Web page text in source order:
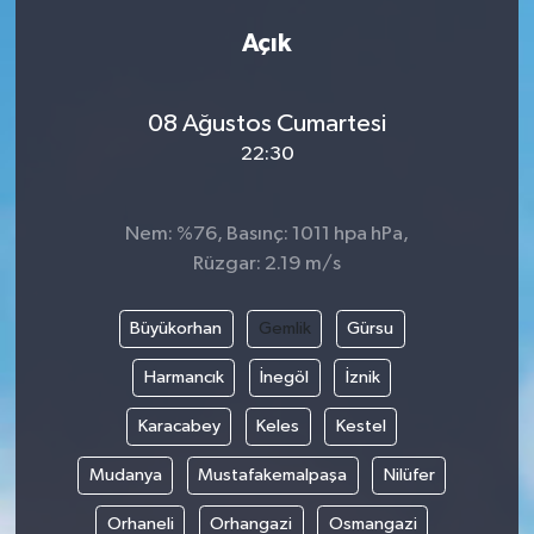
Açık
08 Ağustos Cumartesi
22:30
Nem: %76, Basınç: 1011 hpa hPa,
Rüzgar: 2.19 m/s
Büyükorhan Gemlik Gürsu
Harmancık İnegöl İznik
Karacabey Keles Kestel
Mudanya Mustafakemalpaşa Nilüfer
Orhaneli Orhangazi Osmangazi